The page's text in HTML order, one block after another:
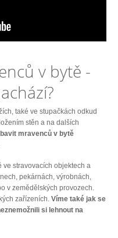
v bytě -
také ve stupačkách odkud
stěn a na dalších
mravenců v bytě
ve stravovacích objektech a
pekárnách, výrobnách,
v zemědělských provozech.
zařízeních. Víme také jak se
si lehnout na